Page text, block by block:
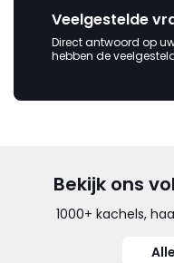
Veelgestelde
Direct antwoord op
hebben de
Bekijk ons
1000+ kachels,